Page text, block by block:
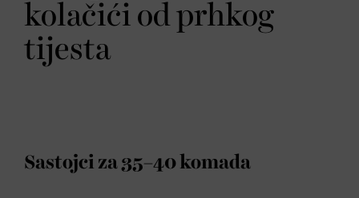
kolačići od prhkog
tijesta
Sastojci za 35–40 komada